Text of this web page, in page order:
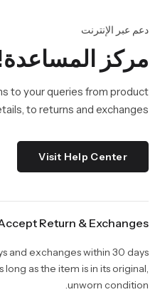
دعم عبر الإنترنت
مركز
to your queries from product
to returns and exchanges.
Visit Help Center
Return & Exchanges?
and exchanges within 30 days
as the item is in its original,
unworn condition.